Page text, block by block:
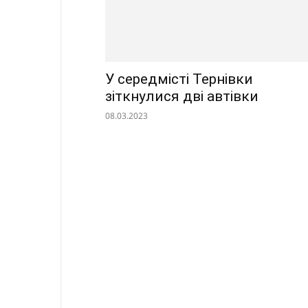
У середмісті Тернівки
зіткнулися дві автівки
08.03.2023